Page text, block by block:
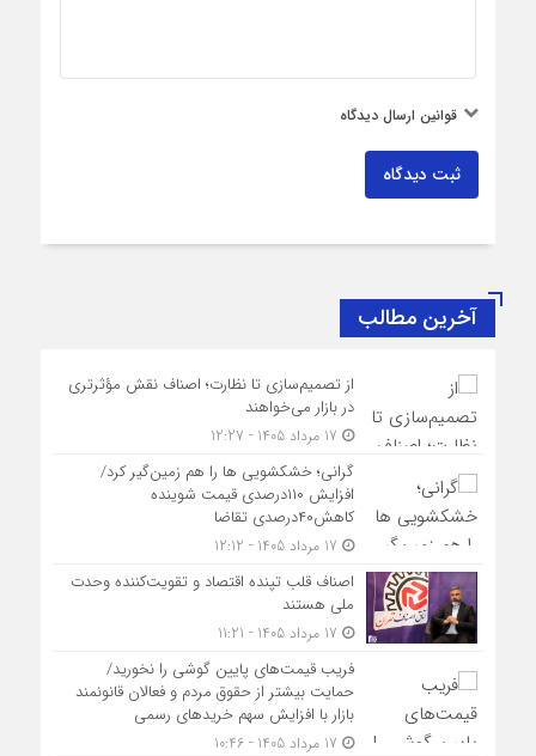
قوانین ارسال دیدگاه
ثبت دیدگاه
آخرین مطالب
از تصمیم‌سازی تا نظارت؛ اصناف نقش مؤثرتری
در بازار می‌خواهند
گرانی؛ خشکشویی‌ ها را هم زمین‌گیر کرد/
افزایش ۱۱۰درصدی قیمت شوینده
کاهش۴۰درصدی تقاضا
اصناف قلب تپنده اقتصاد و تقویت‌کننده وحدت
ملی هستند
فریب قیمت‌های پایین گوشی را نخورید/
حمایت بیشتر از حقوق مردم و فعالان قانونمند
بازار با افزایش سهم خریدهای رسمی